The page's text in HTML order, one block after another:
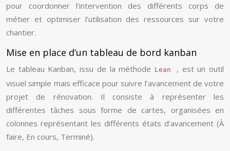
pour coordonner l’intervention des différents corps de
métier et optimiser l’utilisation des ressources sur votre
chantier.
Mise en place d’un tableau de bord kanban
Le tableau Kanban, issu de la méthode Lean , est un outil
visuel simple mais efficace pour suivre l’avancement de votre
projet de rénovation. Il consiste à représenter les
différentes tâches sous forme de cartes, organisées en
colonnes représentant les différents états d’avancement (À
faire, En cours, Terminé).